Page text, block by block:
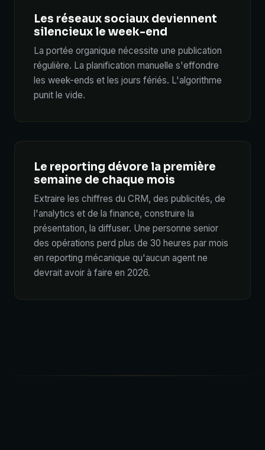
Les réseaux sociaux deviennent
silencieux le week-end
La portée organique nécessite une publication
régulière. La planification manuelle s'effondre
les week-ends et les jours fériés. L'algorithme
punit le vide.
Le reporting dévore la première
semaine de chaque mois
Extraire les chiffres du CRM, des publicités, de
l'analytics et de la finance, construire la
présentation, la diffuser. Une personne senior
des opérations perd plus de 30 heures par mois
en reporting mécanique qu'aucun agent ne
devrait avoir à faire en 2026.